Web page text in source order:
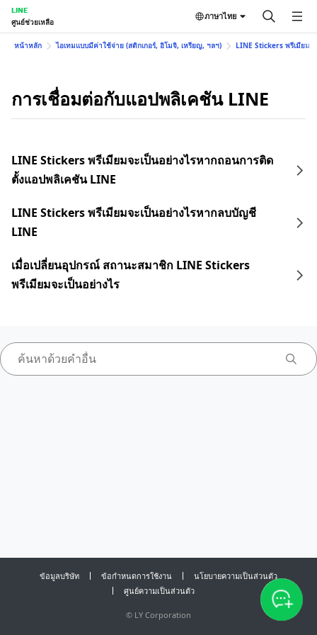
LINE
ศูนย์ช่วยเหลือ
ภาษาไทย
หน้าหลัก ไอเทมแบบมีค่าใช้จ่าย (สติกเกอร์, อิโมจิ, เหรียญ, ฯลฯ) LINE Stickers พรีเมียม
การเชื่อมต่อกับแอปพลิเคชัน LINE
LINE Stickers พรีเมียมจะเป็นอย่างไรหากถอนการติด
ตั้งแอปพลิเคชัน LINE
LINE Stickers พรีเมียมจะเป็นอย่างไรหากลบบัญชี
LINE
เมื่อเปลี่ยนอุปกรณ์ สถานะสมาชิก LINE Stickers
พรีเมียมจะเป็นอย่างไร
ข้อมูลบริษัท ข้อกำหนดการใช้งาน
นโยบายความเป็นส่วนตัว
ศูนย์ความเป็นส่วนตัว
© LY Corporation